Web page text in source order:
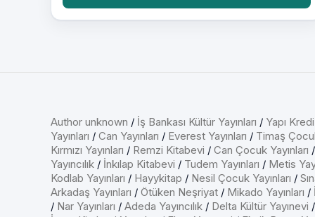
Author unknown / İş Bankası Kültür Yayınları / Yapı Kredi
Yayınları / Can Yayınları / Everest Yayınları / Timaş
Kırmızı Yayınları / Remzi Kitabevi / Can Çocuk Yayınları /
Yayıncılık / İnkılap Kitabevi / Tudem Yayınları / Metis
Kodlab Yayınları / Hayykitap / Nesil Çocuk Yayınları /
Arkadaş Yayınları / Ötüken Neşriyat / Mikado Yayınları /
/ Nar Yayınları / Adeda Yayıncılık / Delta Kültür Yayınevi /